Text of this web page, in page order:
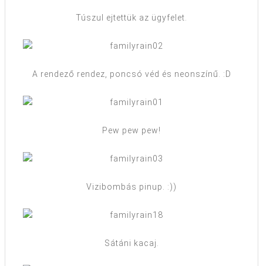
Túszul ejtettük az ügyfelet.
A rendező rendez, poncsó véd és neonszínű. :D
Pew pew pew!
Vizibombás pinup. :))
Sátáni kacaj.